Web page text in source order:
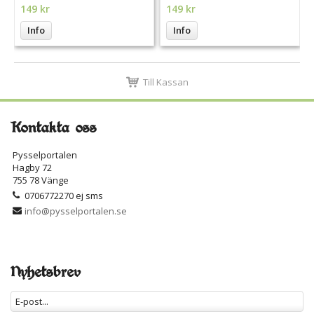
149 kr
Info
149 kr
Info
Till Kassan
Kontakta oss
Pysselportalen
Hagby 72
755 78 Vänge
0706772270 ej sms
info@pysselportalen.se
Nyhetsbrev